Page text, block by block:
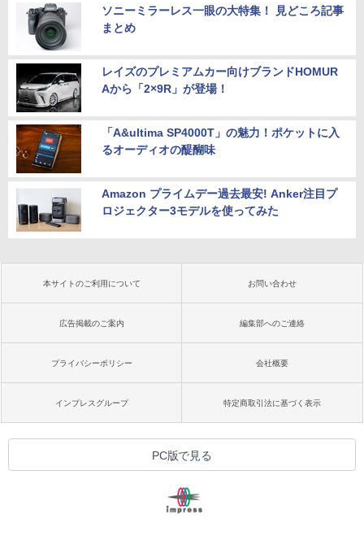
ソニーミラーレス一眼の大特集！ 見どころ記事
まとめ
レイズのプレミアムカー向けブランドHOMUR
Aから「2×9R」が登場！
「A&ultima SP4000T」の魅力！ポケットに入
るオーディオの醍醐味
Amazon プライムデー過去最安! Anker注目プ
ロジェクター3モデルを使ってみた
本サイトのご利用について お問い合わせ
広告掲載のご案内 編集部へのご連絡
プライバシーポリシー 会社概要
インプレスグループ 特定商取引法に基づく表示
PC版で見る